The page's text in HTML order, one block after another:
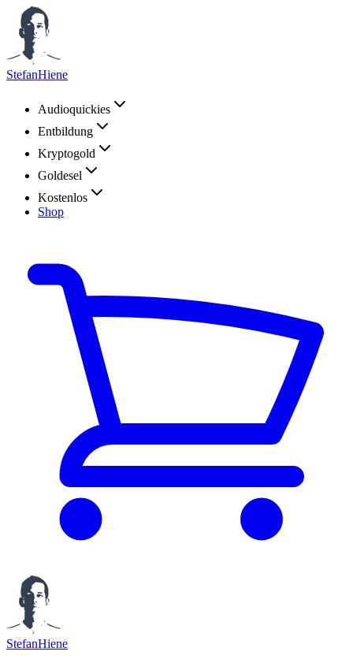
StefanHiene
Audioquickies
Entbildung
Kryptogold
Goldesel
Kostenlos
Shop
StefanHiene